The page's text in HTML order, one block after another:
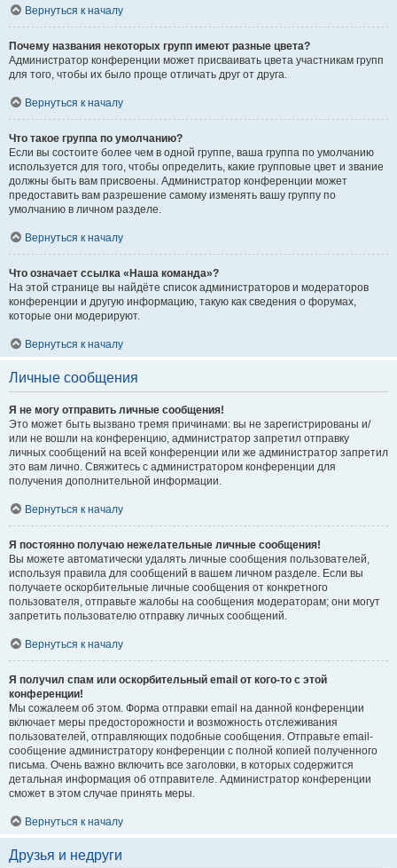
Вернуться к началу
Почему названия некоторых групп имеют разные цвета?
Администратор конференции может присваивать цвета участникам групп
для того, чтобы их было проще отличать друг от друга.
Вернуться к началу
Что такое группа по умолчанию?
Если вы состоите более чем в одной группе, ваша группа по умолчанию
используется для того, чтобы определить, какие групповые цвет и звание
должны быть вам присвоены. Администратор конференции может
предоставить вам разрешение самому изменять вашу группу по
умолчанию в личном разделе.
Вернуться к началу
Что означает ссылка «Наша команда»?
На этой странице вы найдёте список администраторов и модераторов
конференции и другую информацию, такую как сведения о форумах,
которые они модерируют.
Вернуться к началу
Личные сообщения
Я не могу отправить личные сообщения!
Это может быть вызвано тремя причинами: вы не зарегистрированы и/
или не вошли на конференцию, администратор запретил отправку
личных сообщений на всей конференции или же администратор запретил
это вам лично. Свяжитесь с администратором конференции для
получения дополнительной информации.
Вернуться к началу
Я постоянно получаю нежелательные личные сообщения!
Вы можете автоматически удалять личные сообщения пользователей,
используя правила для сообщений в вашем личном разделе. Если вы
получаете оскорбительные личные сообщения от конкретного
пользователя, отправьте жалобы на сообщения модераторам; они могут
запретить пользователю отправку личных сообщений.
Вернуться к началу
Я получил спам или оскорбительный email от кого-то с этой
конференции!
Мы сожалеем об этом. Форма отправки email на данной конференции
включает меры предосторожности и возможность отслеживания
пользователей, отправляющих подобные сообщения. Отправьте email-
сообщение администратору конференции с полной копией полученного
письма. Очень важно включить все заголовки, в которых содержится
детальная информация об отправителе. Администратор конференции
сможет в этом случае принять меры.
Вернуться к началу
Друзья и недруги